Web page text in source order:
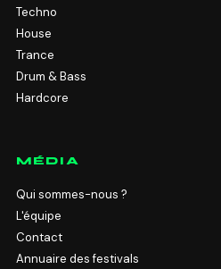
Techno
House
Trance
Drum & Bass
Hardcore
MÉDIA
Qui sommes-nous ?
L'équipe
Contact
Annuaire des festivals